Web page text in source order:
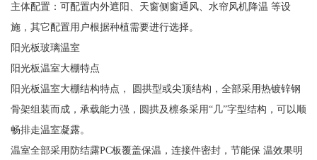
主体配置：可配置内外遮阳、天窗侧窗通风、水帘风机降温 等设
施，其它配置用户根据种植需要进行选择。
阳光板玻璃温室
阳光板温室大棚特点
阳光板温室大棚结构特点， 圆拱型或尖顶结构，全部采用热镀锌钢
骨架组装而成，承载能力强，圆拱及檩条采用“几”字型结构，可以顺
畅排走温室凝露。
温室全部采用防结露PC板覆盖保温，连接件密封，节能保 温效果明